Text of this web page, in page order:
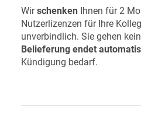
Wirschenken Ihnen für 2
Nutzerlizenzen für Ihre
unverbindlich. Sie gehen
Belieferung endet
Kündigung bedarf.